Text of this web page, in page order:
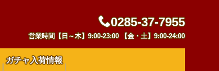
0285-37-7955
営業時間【日～木】9:00-23:00 【金・土】9:00-24:00
ガチャ入荷情報